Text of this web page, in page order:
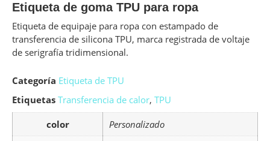
Etiqueta de goma TPU para ropa
Etiqueta de equipaje para ropa con estampado de
transferencia de silicona TPU, marca registrada de voltaje
de serigrafía tridimensional.
Categoría Etiqueta de TPU
Etiquetas Transferencia de calor, TPU
color
Personalizado